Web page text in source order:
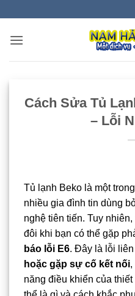
nội
Cách Sửa Tủ
– Lỗi
Tủ lạnh Beko là một
nhiều gia đình tin dùng
nghệ tiên tiến. Tuy
đôi khi bạn có thể gặp
báo lỗi E6. Đây là lỗi
hoặc gặp sự cố kết nối,
năng điều khiển của